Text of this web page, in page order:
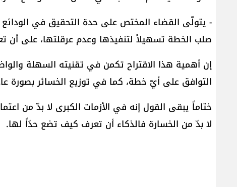
- يتولّى القضاء المختص على حدة التحقيق في
صلب الخطة تسهيلاً لتنفيذها وعدم عرقلتها، على أن
إن أهمية هذا الاقتراح تكمن في تقنيته السهلة
التوافق على أيّ خطة، كما في توزيع الخسائر بصورة
ختاماً يبقى القول إنه في الأزمات الكبرى لا بدّ من
لا بدّ من الخسارة فالذكاء أن تعرف كيف تضع حدّاً لها.